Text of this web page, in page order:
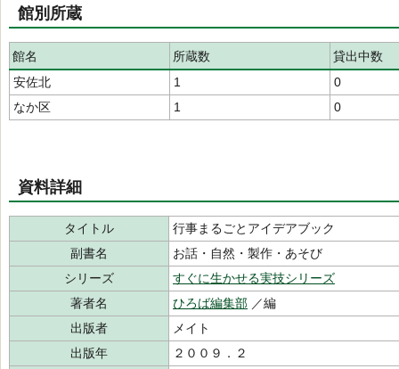
館別所蔵
館名 所蔵数
貸出中数
安佐北
1
0
なか区
1 0
資料詳細
タイトル
行事まるごとアイデアブック
副書名
お話・自然・製作・あそび
シリーズ
すぐに生かせる実技シリーズ
著者名
ひろば編集部 ／編
出版者
メイト
出版年
２００９．２